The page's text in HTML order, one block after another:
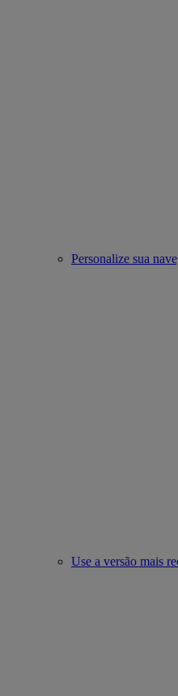
Personalize sua
Use a versão mais